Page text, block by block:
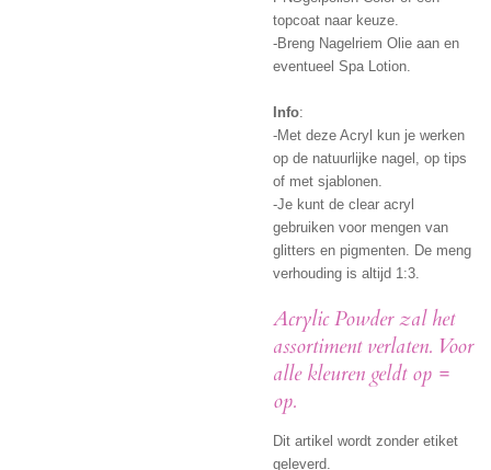
topcoat naar keuze.
-Breng Nagelriem Olie aan en
eventueel Spa Lotion.
Info:
-Met deze Acryl kun je werken
op de natuurlijke nagel, op tips
of met sjablonen.
-Je kunt de clear acryl
gebruiken voor mengen van
glitters en pigmenten. De meng
verhouding is altijd 1:3.
Acrylic Powder zal het
assortiment verlaten. Voor
alle kleuren geldt op =
op.
Dit artikel wordt zonder etiket
geleverd.